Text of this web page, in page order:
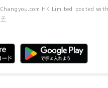
Changyou.com HK Limited posted with
チ